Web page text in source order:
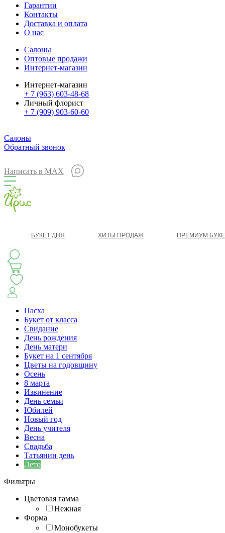
Гарантии
Контакты
Доставка и оплата
О нас
Салоны
Оптовые продажи
Интернет-магазин
Интернет-магазин
+ 7 (963) 603-48-68
Личный флорист
+ 7 (909) 903-60-60
Салоны
Обратный звонок
Написать в MAX
БУКЕТ ДНЯ ХИТЫ ПРОДАЖ ПРЕМИУМ
АВТОРСКИЕ БУКЕТЫ
БУКЕТЫ РОЗ ЦВЕТЫ
ГОРШЕЧНЫЕ РАСТЕНИЯ
IRIS.HOME
Пасха
Букет от класса
Свидание
День рождения
День матери
Букет на 1 сентября
Цветы на годовщину
Осень
8 марта
Извинение
День семьи
Юбилей
Новый год
День учителя
Весна
Свадьба
Татьянин день
Лето
Фильтры
Цветовая гамма
Нежная
Форма
Монобукеты